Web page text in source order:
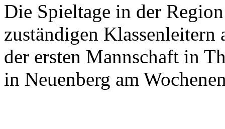
Die Spieltage in der
zuständigen
der ersten Mannschaft in
in Neuenberg am